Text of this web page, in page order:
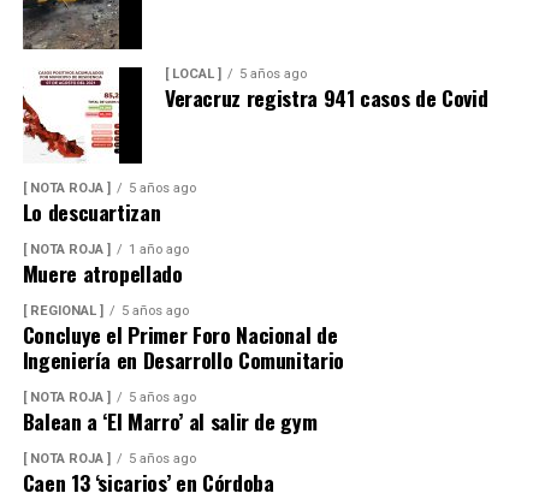
[ LOCAL ] 5 años ago
Veracruz registra 941 casos de Covid
[ NOTA ROJA ] 5 años ago
Lo descuartizan
[ NOTA ROJA ] 1 año ago
Muere atropellado
[ REGIONAL ] 5 años ago
Concluye el Primer Foro Nacional de
Ingeniería en Desarrollo Comunitario
[ NOTA ROJA ] 5 años ago
Balean a ‘El Marro’ al salir de gym
[ NOTA ROJA ] 5 años ago
Caen 13 ‘sicarios’ en Córdoba